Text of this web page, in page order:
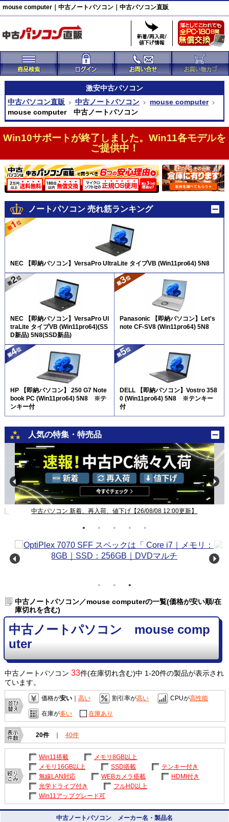
mouse computer｜中古ノートパソコン｜中古パソコン直販
激安中古パソコン
中古パソコン直販
中古ノートパソコン
mouse computer
mouse computer 中古ノートパソコン
Win10サポートが終了しました。Win11各モデルを
ご提供中！
ノートパソコン 売れ筋ランキング
NEC 【即納パソコン】VersaPro UltraLite タイプVB (Win11pro64) 5N8
NEC 【即納パソコン】VersaPro Ul
traLite タイプVB (Win11pro64)(SS
D新品) 5N8(SSD新品)
Panasonic 【即納パソコン】Let's
note CF-SV8 (Win11pro64) 5N8
HP 【即納パソコン】 250 G7 Note
book PC (Win11pro64) 5N8 ※テ
ンキー付
DELL 【即納パソコン】Vostro 358
0 (Win11pro64) 5N8 ※テンキー
付
人気の特集・特売品
中古パソコン 新着、再入荷、値下げ【26/08/08 12:00更新】
中古ノートパソコン／mouse computerの一覧(価格が安い順/在
庫切れを含む)
中古ノートパソコン mouse comp
uter
中古ノートパソコン 33件(在庫切れ含む)中 1-20件の製品が表示され
ています。
価格が安い｜ 高い 割引率が高い CPUが高性能
在庫が多い 在庫あり
20件 ｜ 40件
Win11搭載
メモリ8GB以上
メモリ16GB以上
SSD搭載
テンキー付き
無線LAN対応
WEBカメラ搭載
HDMI付き
光学ドライブ付き
フルHD以上
Win11アップグレード可
中古ノートパソコン メーカー名・製品名